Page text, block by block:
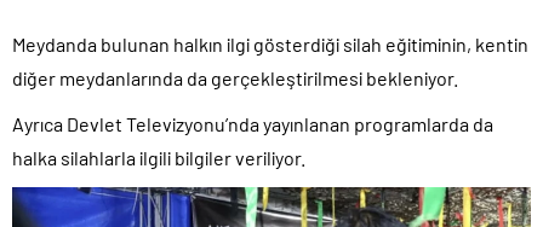
Meydanda bulunan halkın ilgi gösterdiği silah eğitiminin, kentin
diğer meydanlarında da gerçekleştirilmesi bekleniyor.
Ayrıca Devlet Televizyonu’nda yayınlanan programlarda da
halka silahlarla ilgili bilgiler veriliyor.